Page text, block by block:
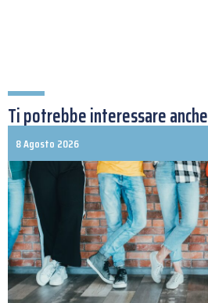
Ti potrebbe interessare anche
8 Agosto 2026